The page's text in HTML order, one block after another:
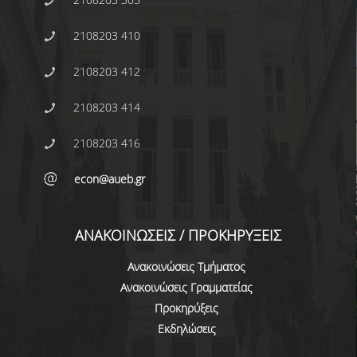
ΕΚΘΕΣΕΙΣ ΕΞΩΤΕΡΙΚΗΣ ΑΞΙΟΛΟΓΗΣΗΣ
MΟ.ΔΙ.Π.
ΕΡΕΥΝΑ
ΕΚΠΑΙΔΕΥΤΙΚΑ ΕΡΓΑΣΤΗΡΙΑ
ΠΟΛΙΤΙΚΗΣ
ΕΡΓΑΣΤΗΡΙΟ ΟΙΚΟΝΟΜΕΤΡΙΑΣ
ΕΡΓΑΣΤΗΡΙΟ ΟΙΚΟΝΟΜΙΚΗΣ ΑΝΑΠΤΥΞΗΣ ΚΑΙ
2108203 410
2108203 412
2108203 414
2108203 416
econ@aueb.gr
ΑΝΑΚΟΙΝΩΣΕΙΣ / ΠΡΟΚΗΡΥΞΕΙΣ
Ανακοινώσεις Τμήματος
Ανακοινώσεις Γραμματείας
Προκηρύξεις
Εκδηλώσεις